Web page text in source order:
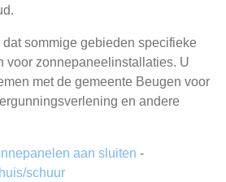
sommige gebieden specifieke
voor zonnepaneelinstallaties. U
met de gemeente Beugen voor
en andere
aan sluiten -
schuur